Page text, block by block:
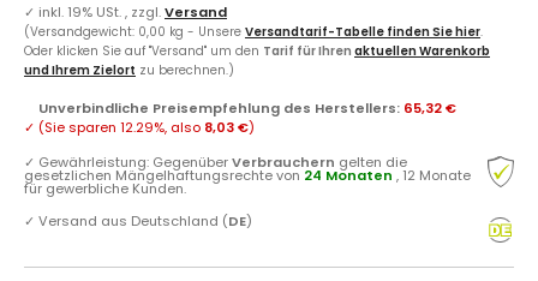
✓ inkl. 19% USt. , zzgl.Versand
(Versandgewicht: 0,00 kg - Unsere Versandtarif-Tabelle finden Sie hier.
Oder klicken Sie auf "Versand" um den Tarif für Ihren aktuellen Warenkorb
und Ihrem Zielort zu berechnen.)
Unverbindliche Preisempfehlung des Herstellers: 65,32 €
✓ (Sie sparen 12.29%, also 8,03 €)
✓ Gewährleistung: GegenüberVerbrauchern gelten die
gesetzlichen Mängelhaftungsrechte von 24 Monaten , 12 Monate
für gewerbliche Kunden.
✓ Versand aus Deutschland (DE)